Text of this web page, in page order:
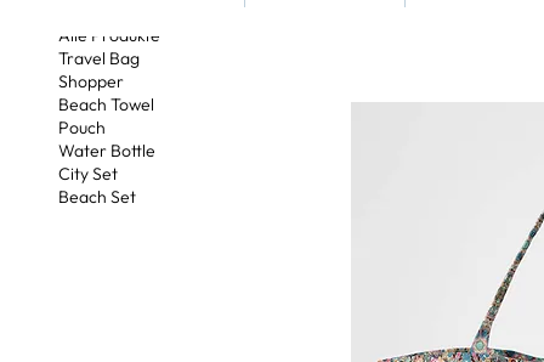
Alle Produkte
Travel Bag
Shopper
Beach Towel
Pouch
Water Bottle
City Set
Beach Set
Ibiza